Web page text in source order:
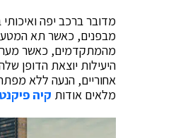
מדובר ברכב יפה
מבפנים, כאשר תא המטען
מהמתקדמים, כאשר
מלאים אודות קיה